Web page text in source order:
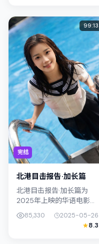
完结
99:13
北港目击报告·加长篇
北港目击报告·加长篇为
2025年上映的华语电影动
作作品，由李沧东执导。
影片以真实细腻的笔触描
写普通人处境，李康生与
85,330
2025-05-26
8.3